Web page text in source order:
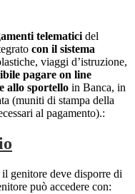
telematici del
con il sistema
viaggi d’istruzione,
pagare on line
allo sportello in Banca, in
(muniti di stampa della
al pagamento).:
il genitore deve disporre di
può accedere con: